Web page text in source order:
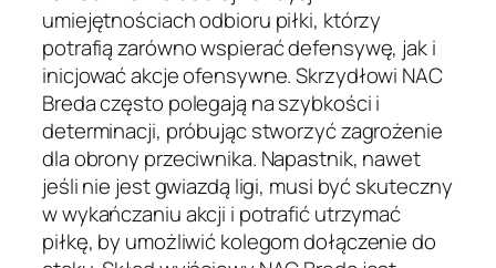
umiejętnościach odbioru piłki, którzy
potrafią zarówno wspierać defensywę, jak i
inicjować akcje ofensywne. Skrzydłowi NAC
Breda często polegają na szybkości i
determinacji, próbując stworzyć zagrożenie
dla obrony przeciwnika. Napastnik, nawet
jeśli nie jest gwiazdą ligi, musi być skuteczny
w wykańczaniu akcji i potrafić utrzymać
piłkę, by umożliwić kolegom dołączenie do